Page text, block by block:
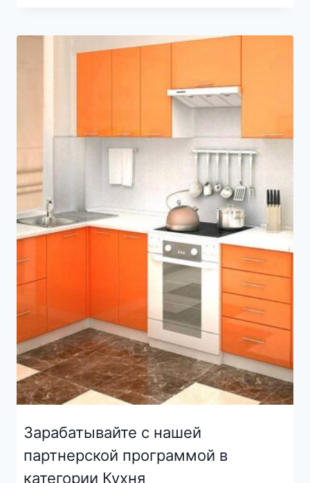
Зарабатывайте с нашей
партнерской программой в
категории Кухня